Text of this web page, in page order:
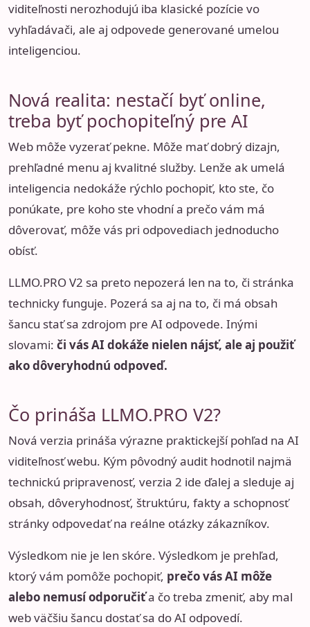
viditeľnosti nerozhodujú iba klasické pozície vo
vyhľadávači, ale aj odpovede generované umelou
inteligenciou.
Nová realita: nestačí byť online,
treba byť pochopiteľný pre AI
Web môže vyzerať pekne. Môže mať dobrý dizajn,
prehľadné menu aj kvalitné služby. Lenže ak umelá
inteligencia nedokáže rýchlo pochopiť, kto ste, čo
ponúkate, pre koho ste vhodní a prečo vám má
dôverovať, môže vás pri odpovediach jednoducho
obísť.
LLMO.PRO V2 sa preto nepozerá len na to, či stránka
technicky funguje. Pozerá sa aj na to, či má obsah
šancu stať sa zdrojom pre AI odpovede. Inými
slovami: či vás AI dokáže nielen nájsť, ale aj použiť
ako dôveryhodnú odpoveď.
Čo prináša LLMO.PRO V2?
Nová verzia prináša výrazne praktickejší pohľad na AI
viditeľnosť webu. Kým pôvodný audit hodnotil najmä
technickú pripravenosť, verzia 2 ide ďalej a sleduje aj
obsah, dôveryhodnosť, štruktúru, fakty a schopnosť
stránky odpovedať na reálne otázky zákazníkov.
Výsledkom nie je len skóre. Výsledkom je prehľad,
ktorý vám pomôže pochopiť, prečo vás AI môže
alebo nemusí odporučiťa čo treba zmeniť, aby mal
web väčšiu šancu dostať sa do AI odpovedí.